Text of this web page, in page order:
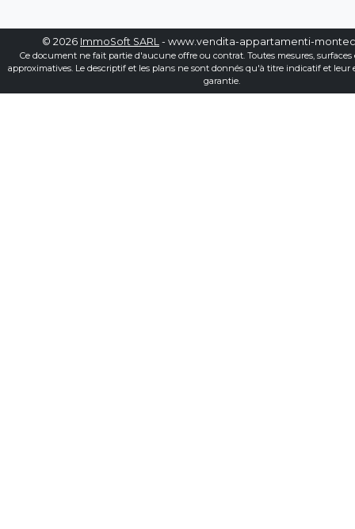
© 2026 ImmoSoft SARL - www.vendita-appartamenti-
Ce document ne fait partie d'aucune offre ou contrat. Toutes mesures, surfaces
approximatives. Le descriptif et les plans ne sont donnés qu'à titre indicatif et leur
garantie.